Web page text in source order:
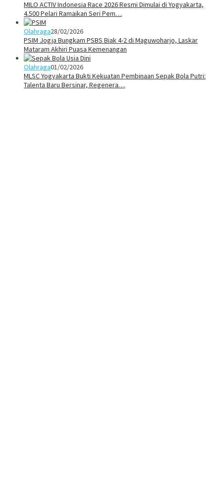
MILO ACTIV Indonesia Race 2026 Resmi Dimulai di Yogyakarta,
4.500 Pelari Ramaikan Seri Pem…
Olahraga28/02/2026
PSIM Jogja Bungkam PSBS Biak 4-2 di Maguwoharjo, Laskar
Mataram Akhiri Puasa Kemenangan
Olahraga01/02/2026
MLSC Yogyakarta Bukti Kekuatan Pembinaan Sepak Bola Putri:
Talenta Baru Bersinar, Regenera…